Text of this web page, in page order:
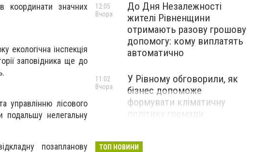
координати значних
екологічна інспекція
заповідника ще до
управлінню лісового
подальшу нелегальну
позапланову
До Дня Незалежності
жителі Рівненщини
отримають разову грошову
допомогу: кому виплатять
автоматично
12:05
Вчора
У Рівному обговорили, як
бізнес допоможе
формувати кліматичну
11:02
Вчора
ТОП НОВИНИ